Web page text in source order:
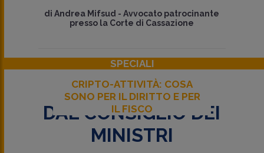
diAndrea Mifsud -Avvocato patrocinante
presso la Corte di Cassazione
SPECIALI
CRIPTO-ATTIVITÀ: COSA
SONO PER IL DIRITTO E PER
IL FISCO
DAL CONSIGLIO DEI
MINISTRI